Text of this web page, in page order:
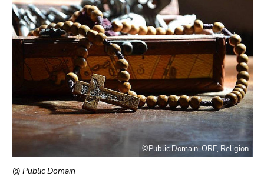
Sie diesen
Link.
Zum
Inhalt
(Zugriffstaste
Zur
Positionsanzeige
(Zugriffstaste
2)
Zur
©Public Domain, ORF, Religion
@ Public Domain